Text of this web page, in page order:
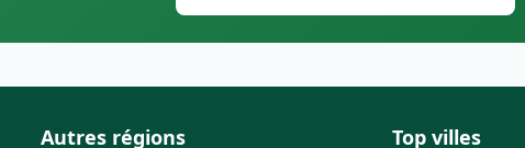
Autres régions Top villes